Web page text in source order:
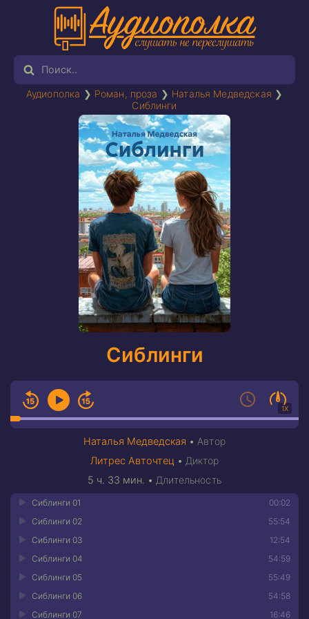
Аудиополка ❯ Роман, проза ❯ Наталья Медведская ❯
Сиблинги
Сиблинги
1X
Наталья Медведская • Автор
Литрес Авточтец • Диктор
5 ч. 33 мин. • Длительность
00:02
Сиблинги 01
55:54
Сиблинги 02
12:54
Сиблинги 03
54:59
Сиблинги 04
55:49
Сиблинги 05
54:58
Сиблинги 06
16:46
Сиблинги 07